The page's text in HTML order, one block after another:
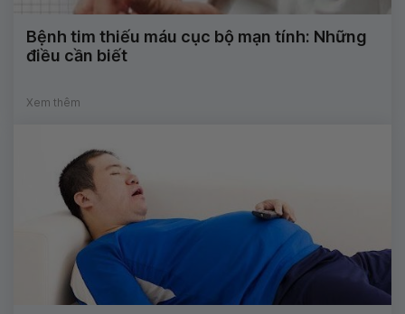
Bệnh tim thiếu máu cục bộ mạn tính: Những
điều cần biết
Xem thêm